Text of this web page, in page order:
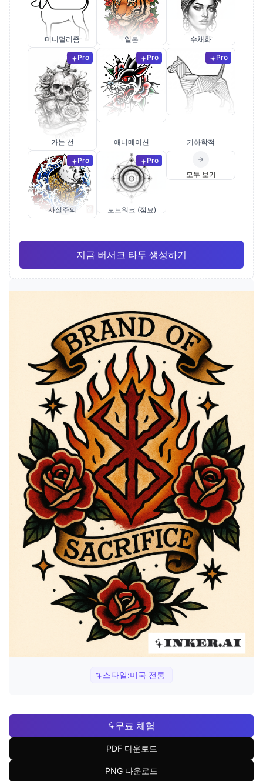
스타일:미국 전통
미니멀리즘 일본 수채화
Pro
가는 선
Pro
애니메이션
Pro
기하학적
Pro
사실주의
Pro
도트워크 (점묘)
모두 보기
지금 버서크 타투 생성하기
무료 체험
PDF 다운로드
PNG 다운로드